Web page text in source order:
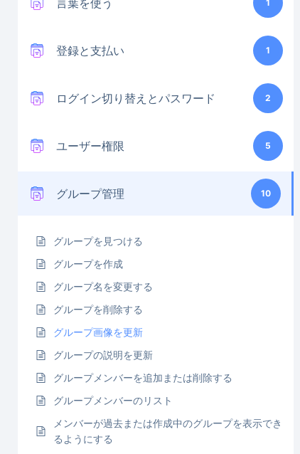
言葉を使う 1
登録と支払い 1
ログイン切り替えとパスワード 2
ユーザー権限 5
グループ管理 10
グループを見つける
グループを作成
グループ名を変更する
グループを削除する
グループ画像を更新
グループの説明を更新
グループメンバーを追加または削除する
グループメンバーのリスト
メンバーが過去または作成中のグループを表示でき
るようにする